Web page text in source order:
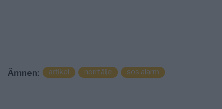
Ämnen: artikel norrtälje sos alarm